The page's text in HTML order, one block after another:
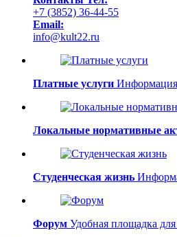
+7 (3852) 36-44-55
Email:
info@kult22.ru
Платные услуги Информация
Локальные нормативные
Студенческая жизнь
Форум Удобная площадка